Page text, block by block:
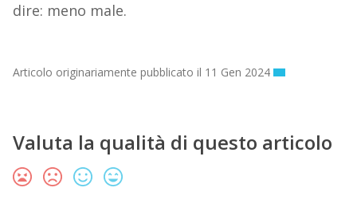
dire: meno male.
Articolo originariamente pubblicato il 11 Gen 2024
Valuta la qualità di questo articolo